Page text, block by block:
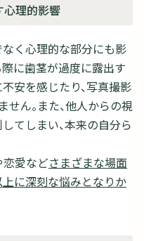
理的影響
なく心理的な部分にも影
に歯茎が過度に露出す
安を感じたり、写真撮影
ん。また、他人からの視
てしまい、本来の自分ら
恋愛などさまざまな場面
上に深刻な悩みとなりか